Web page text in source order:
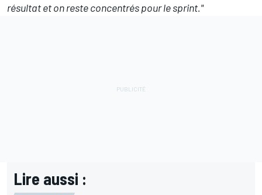
résultat et on reste concentrés pour le sprint."
Lire aussi :